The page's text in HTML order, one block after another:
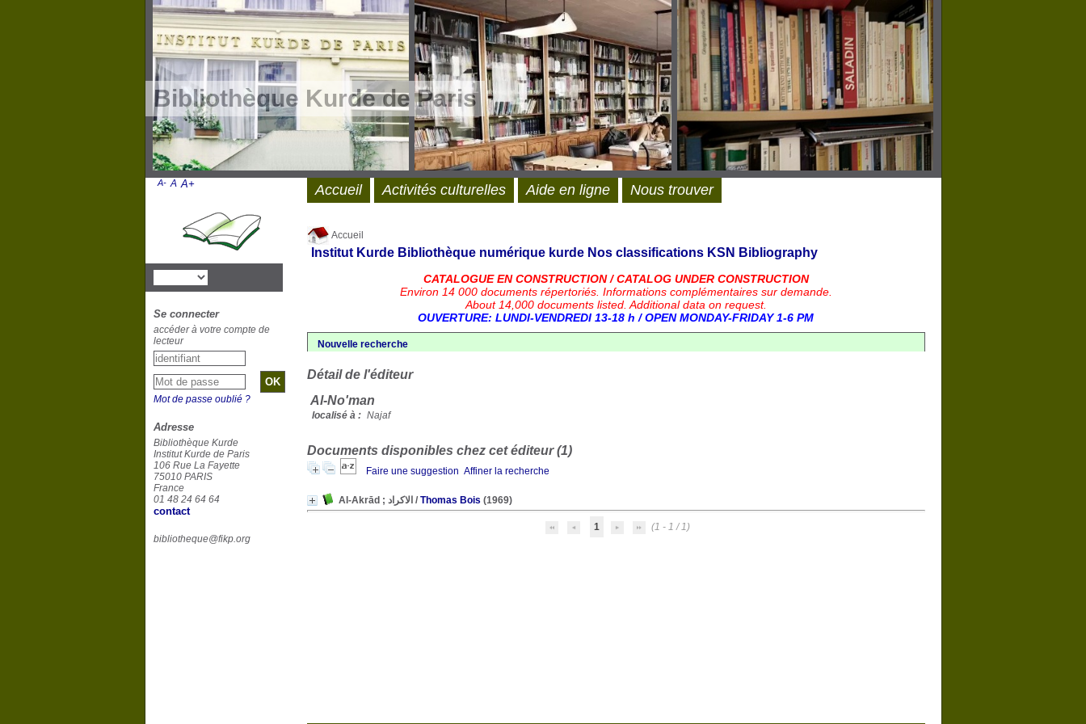
Bibliothèque Kurde de Paris
Accueil
Institut Kurde Bibliothèque numérique kurde Nos classifications KSN Bibliography
CATALOGUE EN CONSTRUCTION / CATALOG UNDER CONSTRUCTION
Environ 14 000 documents répertoriés. Informations complémentaires sur demande.
About 14,000 documents listed. Additional data on request.
OUVERTURE: LUNDI-VENDREDI 13-18 h / OPEN MONDAY-FRIDAY 1-6 PM
Nouvelle recherche
Détail de l'éditeur
Al-No'man
localisé à : Najaf
Documents disponibles chez cet éditeur (1)
Faire une suggestion Affiner la recherche
Al-Akrād ; الاکراد / Thomas Bois (1969)
1 (1 - 1 / 1)
Accueil Activités culturelles Aide en ligne Nous trouver
A- A A+
Se connecter
accéder à votre compte de
lecteur
Mot de passe oublié ?
Adresse
Bibliothèque Kurde
Institut Kurde de Paris
106 Rue La Fayette
75010 PARIS
France
01 48 24 64 64
contact
bibliotheque@fikp.org